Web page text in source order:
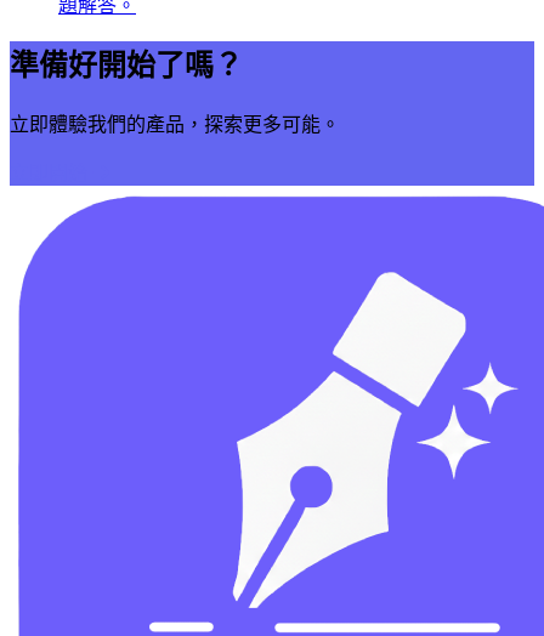
題解答。
準備好開始了嗎？
立即體驗我們的產品，探索更多可能。